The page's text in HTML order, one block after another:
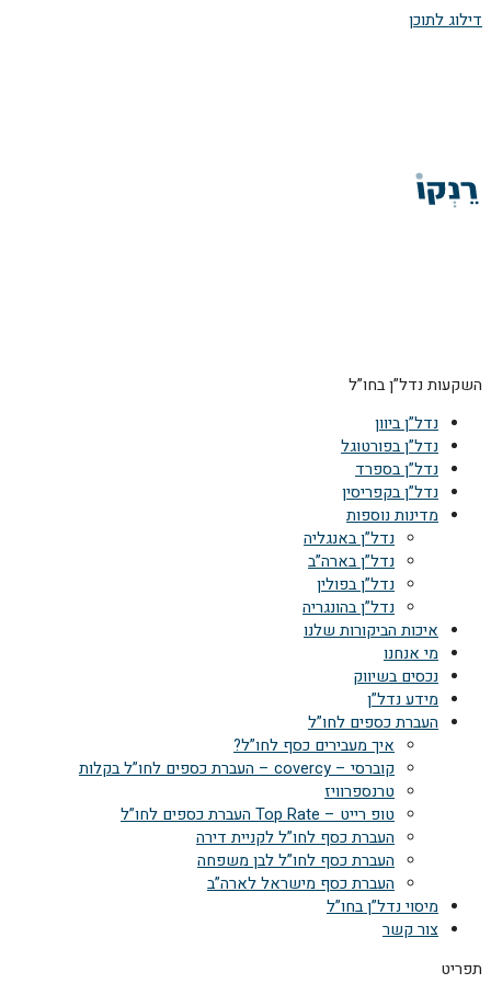
דילוג לתוכן
השקעות נדל”ן בחו”ל
נדל”ן ביוון
נדל”ן בפורטוגל
נדל”ן בספרד
נדל”ן בקפריסין
מדינות נוספות
נדל”ן באנגליה
נדל”ן בארה”ב
נדל”ן בפולין
נדל”ן בהונגריה
איכות הביקורות שלנו
מי אנחנו
נכסים בשיווק
מידע נדל”ן
העברת כספים לחו”ל
איך מעבירים כסף לחו”ל?
קוברסי – covercy – העברת כספים לחו”ל בקלות
טרנספרוויז
טופ רייט – Top Rate העברת כספים לחו”ל
העברת כסף לחו”ל לקניית דירה
העברת כסף לחו”ל לבן משפחה
העברת כסף מישראל לארה”ב
מיסוי נדל”ן בחו”ל
צור קשר
תפריט